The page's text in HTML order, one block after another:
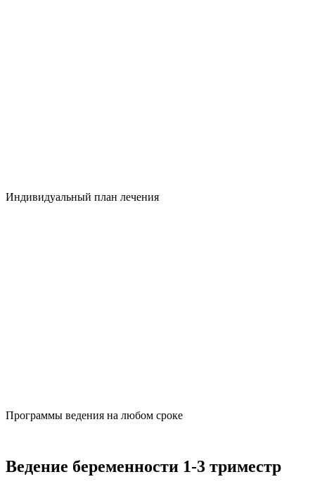
Индивидуальный план лечения
Программы ведения на любом сроке
Ведение беременности 1-3 триместр